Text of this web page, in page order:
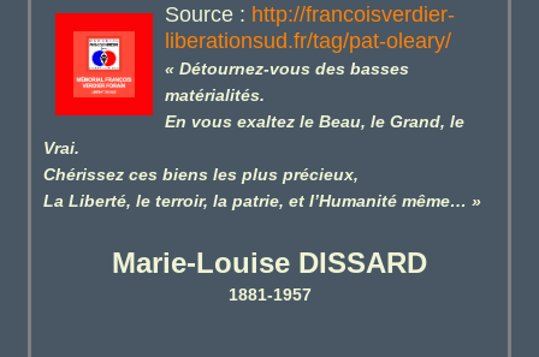
Source : http://francoisverdier-
liberationsud.fr/tag/pat-oleary/
« Détournez-vous des basses
matérialités.
En vous exaltez le Beau, le Grand, le
Vrai.
Chérissez ces biens les plus précieux,
La Liberté, le terroir, la patrie, et l’Humanité même… »
Marie-Louise DISSARD
1881-1957